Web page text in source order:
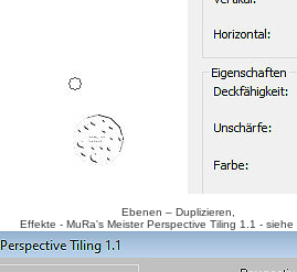
Ebenen – Duplizieren,
Effekte - MuRa's Meister Perspective Tiling 1.1 - siehe